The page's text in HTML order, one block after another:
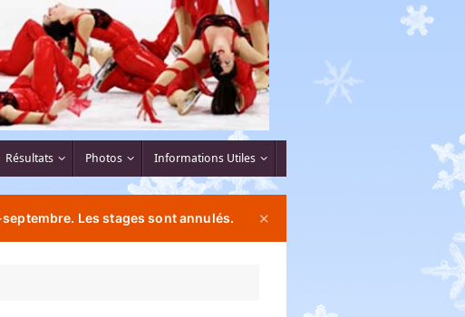
Résultats Photos Informations Utiles
Les stages sont annulés. ✕